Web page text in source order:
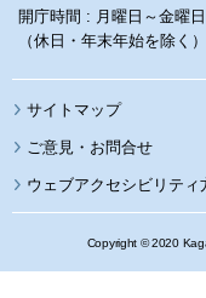
開庁時間 : 月曜日～金曜
（休日・年末年始を除く）
サイトマップ
ウェブアクセシビリティ
Copyright © 2020